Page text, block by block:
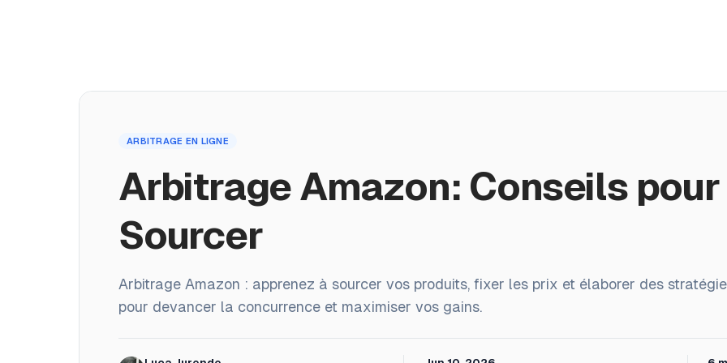
Home
ARBITRAGE EN LIGNE
Arbitrage Amazon: Conseils pour
Sourcer
Arbitrage Amazon : apprenez à sourcer vos produits, fixer les prix et élaborer des
pour devancer la concurrence et maximiser vos gains.